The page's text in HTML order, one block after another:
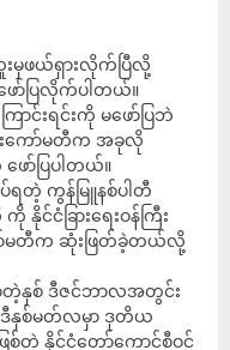
ထူးမှဖယ်ရှားလိုက်ပြီလို့
ာ်ပြလိုက်ပါတယ်။
ာင်းရင်းကို မဖော်ပြဘဲ
းကော်မတီက အခုလို
ာ်ပြပါတယ်။
ပ်ရတဲ့ ကွန်မြူနစ်ပါတီ
င်ငံခြားရေးဝန်ကြီး
ာ်မတီက ဆုံးဖြတ်ခဲ့တယ်လို့
ခဲ့တဲ့နှစ် ဒီဇင်ဘာလအတွင်း
း ဒီနှစ်မတ်လမှာ ဒုတိယ
စ်တဲ့ နိုင်ငံတော်ကောင်စီဝင်